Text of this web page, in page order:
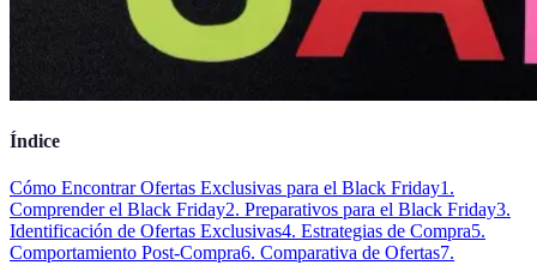
Índice
Cómo Encontrar Ofertas Exclusivas para el Black Friday1.
Comprender el Black Friday2. Preparativos para el Black Friday3.
Identificación de Ofertas Exclusivas4. Estrategias de Compra5.
Comportamiento Post-Compra6. Comparativa de Ofertas7.